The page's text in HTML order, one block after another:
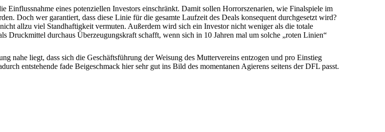
Einflussnahme eines potenziellen Investors einschränkt. Damit sollen Horrorszenarien, wie Finalspiele im
Doch wer garantiert, dass diese Linie für die gesamte Laufzeit des Deals konsequent durchgesetzt wird?
allzu viel Standhaftigkeit vermuten. Außerdem wird sich ein Investor nicht weniger als die totale
Druckmittel durchaus Überzeugungskraft schafft, wenn sich in 10 Jahren mal um solche „roten Linien“
nahe liegt, dass sich die Geschäftsführung der Weisung des Muttervereins entzogen und pro Einstieg
entstehende fade Beigeschmack hier sehr gut ins Bild des momentanen Agierens seitens der DFL passt.